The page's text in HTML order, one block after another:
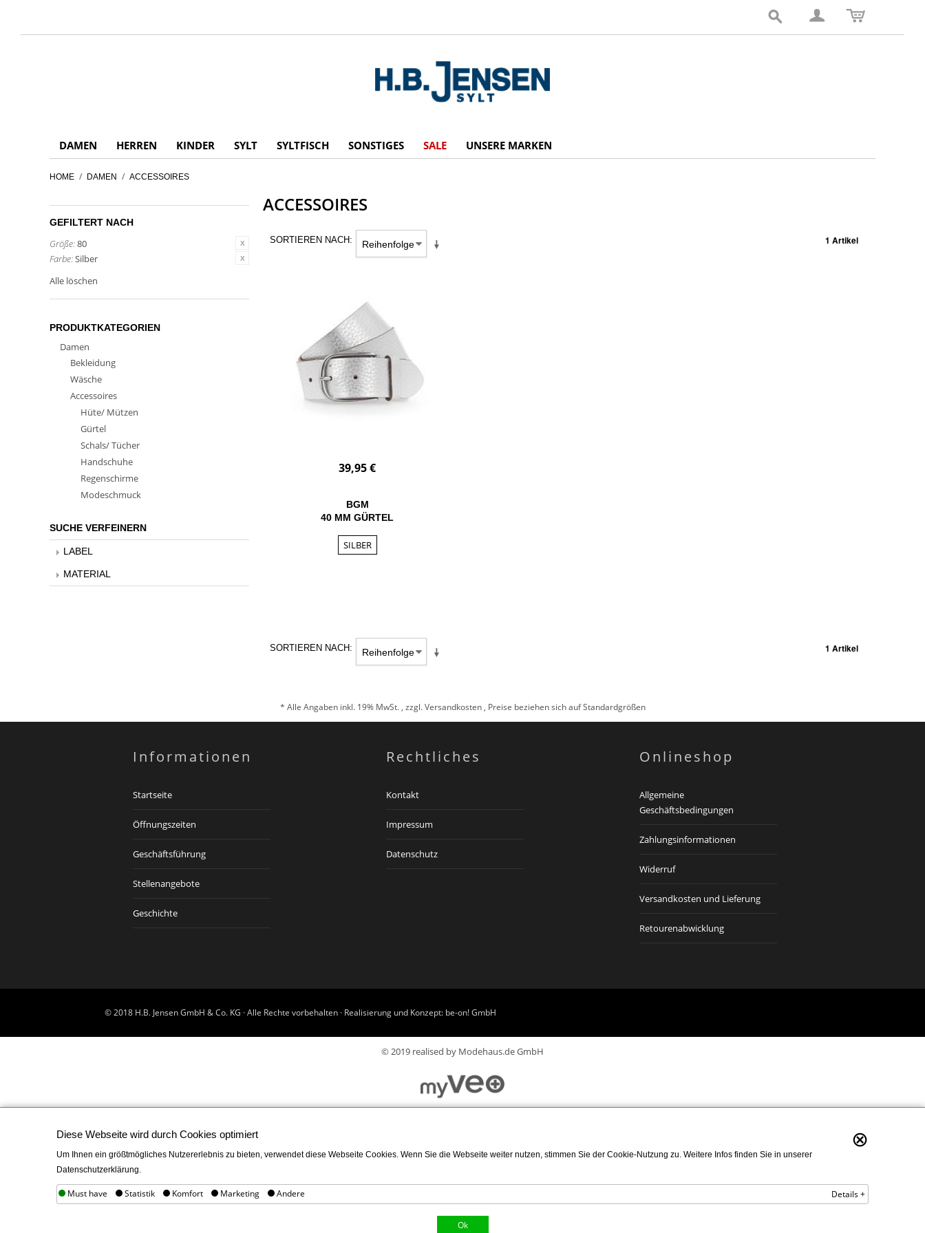
DAMEN HERREN KINDER SYLT SYLTFISCH SONSTIGES SALE UNSERE MARKEN
HOME / DAMEN / ACCESSOIRES
GEFILTERT NACH
Größe:80
Farbe:Silber
Alle löschen
PRODUKTKATEGORIEN
Damen
Bekleidung
Wäsche
Accessoires
Hüte/ Mützen
Gürtel
Schals/ Tücher
Handschuhe
Regenschirme
Modeschmuck
SUCHE VERFEINERN
LABEL
MATERIAL
ACCESSOIRES
SORTIEREN NACH 1 Artikel
39,95 €
BGM
40 MM GÜRTEL
SILBER
SORTIEREN NACH 1 Artikel
* Alle Angaben inkl. 19% MwSt. , zzgl.Versandkosten, Preise beziehen sich auf Standardgrößen
Informationen
Startseite
Öffnungszeiten
Geschäftsführung
Stellenangebote
Geschichte
Rechtliches
Kontakt
Impressum
Datenschutz
Onlineshop
Allgemeine
Geschäftsbedingungen
Zahlungsinformationen
Widerruf
Versandkosten und Lieferung
Retourenabwicklung
© 2018 H.B. Jensen GmbH & Co. KG · Alle Rechte vorbehalten · Realisierung und Konzept: be-on! GmbH
© 2019 realised by Modehaus.de GmbH
Diese Webseite wird durch Cookies optimiert ⊗
Um Ihnen ein größtmögliches Nutzererlebnis zu bieten, verwendet diese Webseite Cookies. Wenn Sie die Webseite weiter nutzen, stimmen Sie der Cookie-Nutzung zu. Weitere Infos finden Sie in unserer
Datenschutzerklärung.
Must have Statistik Komfort Marketing Andere Details +
Ok